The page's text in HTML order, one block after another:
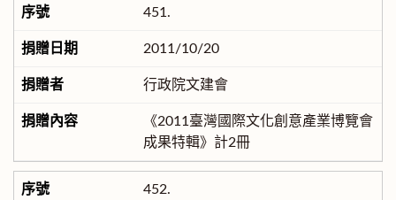
451.
2011/10/20
行政院文建會
《2011臺灣國際文化創意產業博覽會
成果特輯》計2冊
452.